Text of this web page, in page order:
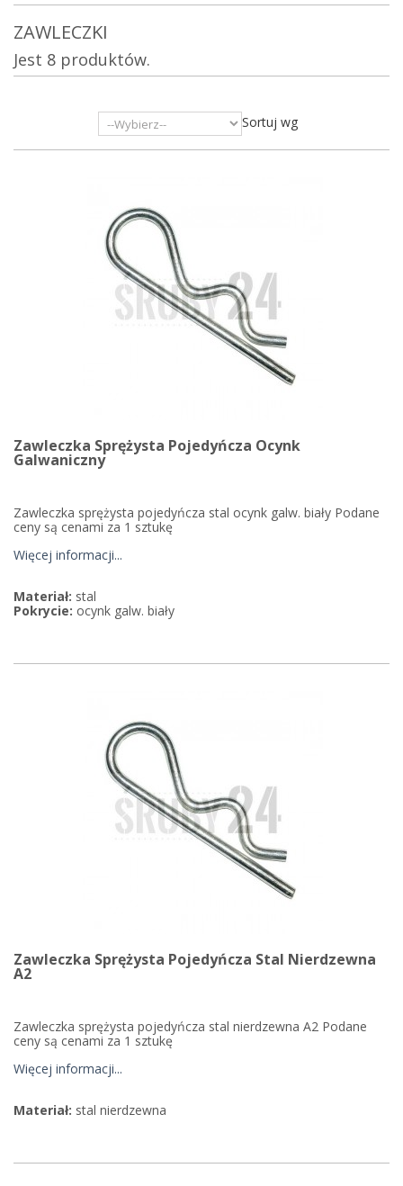
ZAWLECZKI
Jest 8 produktów.
Sortuj wg
Zawleczka Sprężysta Pojedyńcza Ocynk
Galwaniczny
Zawleczka sprężysta pojedyńcza stal ocynk galw. biały Podane
ceny są cenami za 1 sztukę
Więcej informacji...
Materiał: stal
Pokrycie: ocynk galw. biały
Zawleczka Sprężysta Pojedyńcza Stal Nierdzewna
A2
Zawleczka sprężysta pojedyńcza stal nierdzewna A2 Podane
ceny są cenami za 1 sztukę
Więcej informacji...
Materiał: stal nierdzewna